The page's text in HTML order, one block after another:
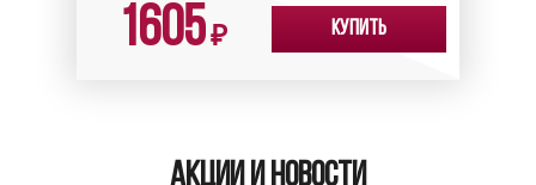
1605₽ Купить
Акции и новости